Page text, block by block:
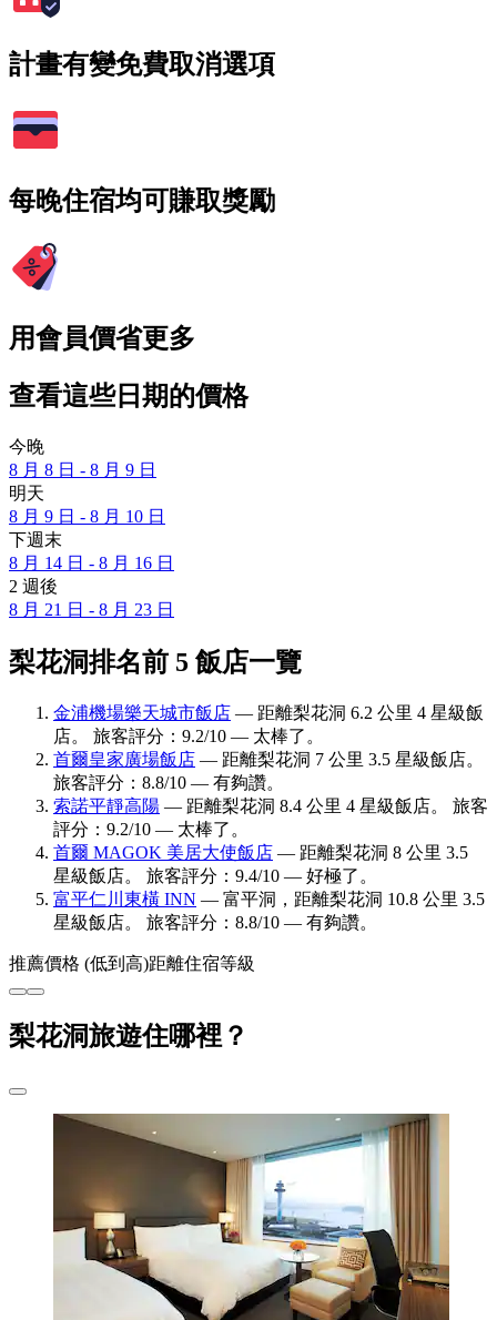
計畫有變免費取消選項
每晚住宿均可賺取獎勵
用會員價省更多
查看這些日期的價格
今晚
8 月 8 日 - 8 月 9 日
明天
8 月 9 日 - 8 月 10 日
下週末
8 月 14 日 - 8 月 16 日
2 週後
8 月 21 日 - 8 月 23 日
梨花洞排名前 5 飯店一覽
金浦機場樂天城市飯店 — 距離梨花洞 6.2 公里 4 星級飯
店。 旅客評分：9.2/10 — 太棒了。
首爾皇家廣場飯店 — 距離梨花洞 7 公里 3.5 星級飯店。
旅客評分：8.8/10 — 有夠讚。
索諾平靜高陽 — 距離梨花洞 8.4 公里 4 星級飯店。 旅客
評分：9.2/10 — 太棒了。
首爾 MAGOK 美居大使飯店 — 距離梨花洞 8 公里 3.5
星級飯店。 旅客評分：9.4/10 — 好極了。
富平仁川東橫 INN — 富平洞，距離梨花洞 10.8 公里 3.5
星級飯店。 旅客評分：8.8/10 — 有夠讚。
推薦價格 (低到高)距離住宿等級
梨花洞旅遊住哪裡？